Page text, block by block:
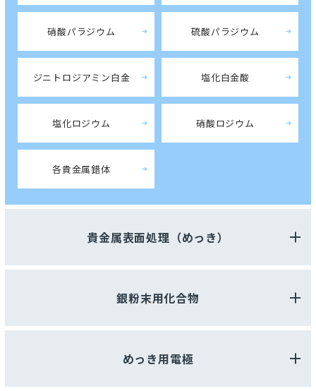
硝酸パラジウム 硫酸パラジウム
ジニトロジアミン白金 塩化白金酸
塩化ロジウム 硝酸ロジウム
各貴金属錯体
貴金属表面処理（めっき）
銀粉末用化合物
めっき用電極